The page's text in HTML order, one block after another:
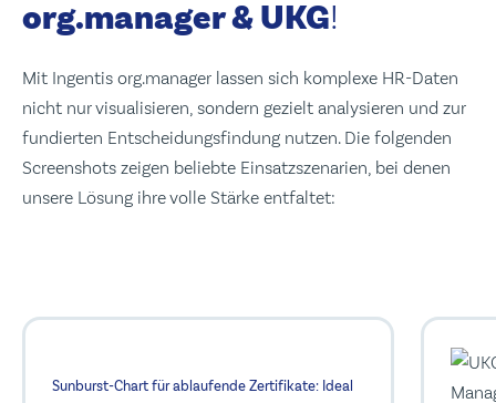
org.manager & UKG!
Mit Ingentis org.manager lassen sich komplexe HR-Daten
nicht nur visualisieren, sondern gezielt analysieren und zur
fundierten Entscheidungsfindung nutzen. Die folgenden
Screenshots zeigen beliebte Einsatzszenarien, bei denen
unsere Lösung ihre volle Stärke entfaltet:
Sunburst-Chart für ablaufende Zertifikate: Ideal